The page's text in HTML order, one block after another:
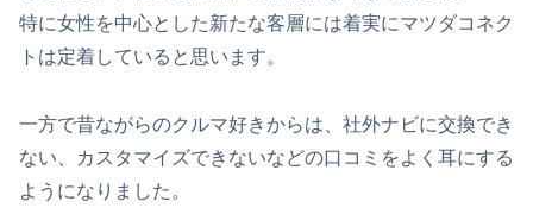
特に女性を中心とした新たな客層には着実にマツダコネク
トは定着していると思います。
一方で昔ながらのクルマ好きからは、社外ナビに交換でき
ない、カスタマイズできないなどの口コミをよく耳にする
ようになりました。